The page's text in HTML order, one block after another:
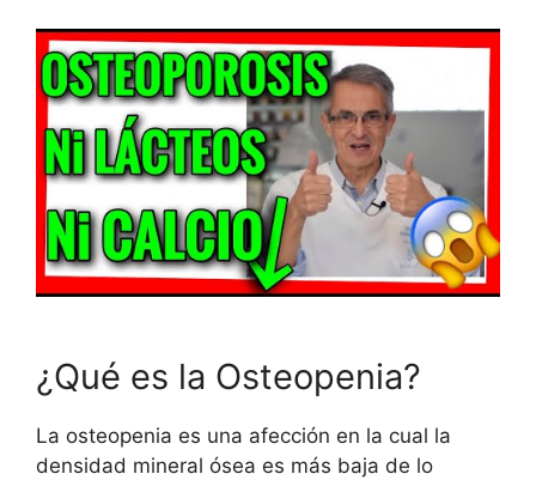
¿Qué es la Osteopenia?
La osteopenia es una afección en la cual la
densidad mineral ósea es más baja de lo